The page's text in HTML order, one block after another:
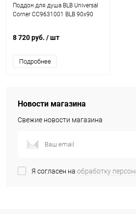
Поддон для душа BLB Universal
Corner CC9631001 BLB 90х90
8 720 руб. / шт
Подробнее
Новости магазина
Свежие новости магазина
Я согласен на обработку